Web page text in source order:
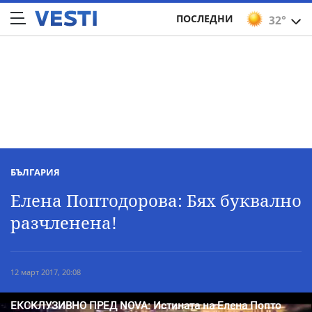
32°
ПОСЛЕДНИ
БЪЛГАРИЯ
Елена Поптодорова: Бях буквално
разчленена!
12 март 2017, 20:08